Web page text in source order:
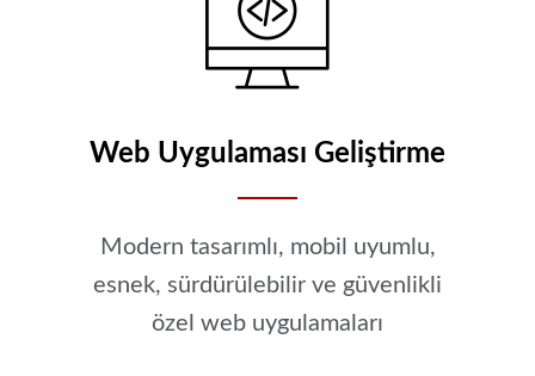
Web Uygulaması Geliştirme
Modern tasarımlı, mobil uyumlu,
esnek, sürdürülebilir ve güvenlikli
özel web uygulamaları